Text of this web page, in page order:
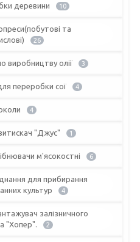
деревини
10
та
26
по виробництву олії 3
для переробки сої 4
4
"Джус" 1
м'ясокостні 6
для прибирання
культур
4
залізничного
"Хопер".
2